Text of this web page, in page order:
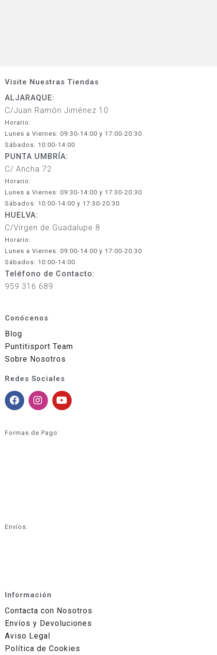
Visite Nuestras Tiendas
ALJARAQUE:
C/Juan Ramón Jiménez 10
Horario:
Lunes a Viernes: 09:30-14:00 y 17:00-20:30
Sábados: 10:00-14:00
PUNTA UMBRÍA:
C/ Ancha 72
Horario:
Lunes a Viernes: 09:30-14:00 y 17:30-20:30
Sábados: 10:00-14:00 y 17:30-20:30
HUELVA:
C/Virgen de Guadalupe 8
Horario:
Lunes a Viernes: 09:00-14:00 y 17:00-20:30
Sábados: 10:00-14:00
Teléfono de Contacto:
959 316 689
Conócenos
Blog
Puntitisport Team
Sobre Nosotros
Redes Sociales
Formas de Pago:
Envíos:
Información
Contacta con Nosotros
Envíos y Devoluciones
Aviso Legal
Política de Cookies